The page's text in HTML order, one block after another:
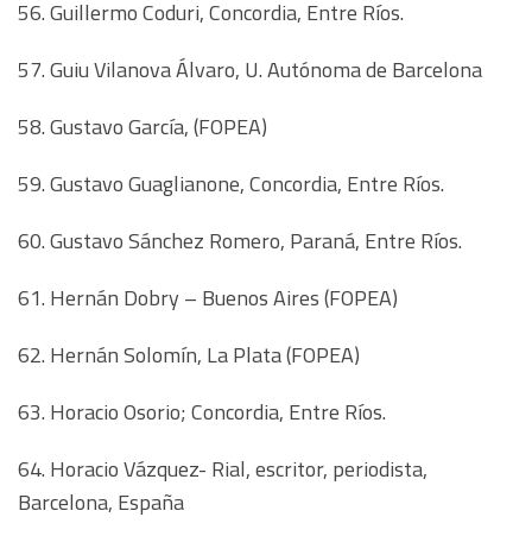
56. Guillermo Coduri, Concordia, Entre Ríos.
57. Guiu Vilanova Álvaro, U. Autónoma de Barcelona
58. Gustavo García, (FOPEA)
59. Gustavo Guaglianone, Concordia, Entre Ríos.
60. Gustavo Sánchez Romero, Paraná, Entre Ríos.
61. Hernán Dobry – Buenos Aires (FOPEA)
62. Hernán Solomín, La Plata (FOPEA)
63. Horacio Osorio; Concordia, Entre Ríos.
64. Horacio Vázquez- Rial, escritor, periodista,
Barcelona, España